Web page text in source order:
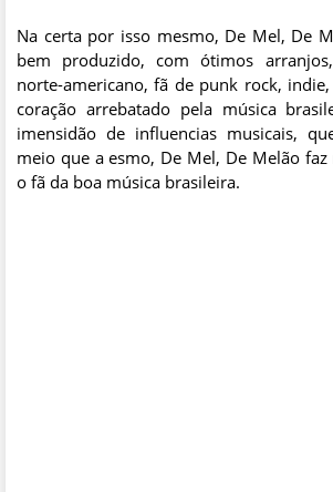
Na certa por isso mesmo, De Mel, De
bem produzido, com ótimos
norte-americano, fã de punk rock,
coração arrebatado pela música
imensidão de influencias musicais,
meio que a esmo, De Mel, De Melão
o fã da boa música brasileira.